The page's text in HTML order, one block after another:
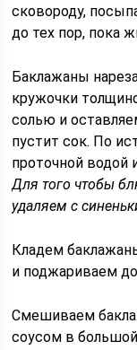
сковороду,
до тех пор, пока
Баклажаны
кружочки
солью и
пустит сок. По
проточной водой
Для того чтобы
удаляем с
Кладем
и поджариваем
Смешиваем
соусом в